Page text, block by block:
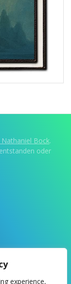
experience,
Bock.
oder